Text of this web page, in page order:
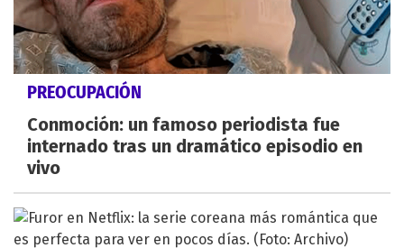
PREOCUPACIÓN
Conmoción: un famoso periodista fue
internado tras un dramático episodio en
vivo